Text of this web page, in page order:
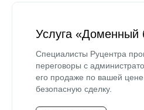
Услуга «Доменный
Специалисты Руцентра
переговоры с
его продаже по вашей
безопасную сделку.